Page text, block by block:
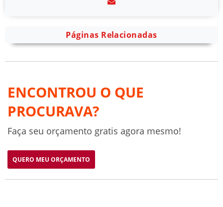
Páginas Relacionadas
ENCONTROU O QUE
PROCURAVA?
Faça seu orçamento gratis agora mesmo!
QUERO MEU ORÇAMENTO